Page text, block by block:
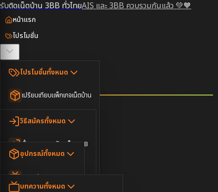
รับติดเน็ตบ้าน 3BB ทั่วไทยAIS และ 3BB ควบรวมกันแล้ว 💚🧡
หน้าแรก
โปรโมชั่น
โปรโมชั่นทั้งหมด
เปรียบเทียบแพ็กเกจเน็ตบ้าน
เน็ตบ้าน Super Fast
เน็ตบ้าน 2Gbps
ตรวจสอบพื้นที่
วิธีสมัครทั้งหมด
ขั้นตอนการสมัครเน็ต 3BB
อุปกรณ์
อุปกรณ์ทั้งหมด
AIS Play Box
บทความ
บทความทั้งหมด
ข่าวสาร